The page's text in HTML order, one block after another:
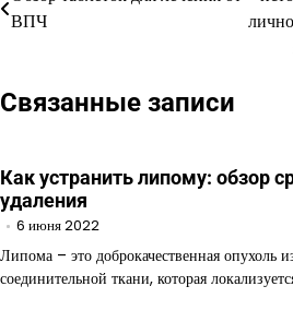
по
ВПЧ
Связанные записи
Как устранить липому: обзор
удаления
6 июня 2022
Липома – это доброкачественная опухоль
соединительной ткани, которая